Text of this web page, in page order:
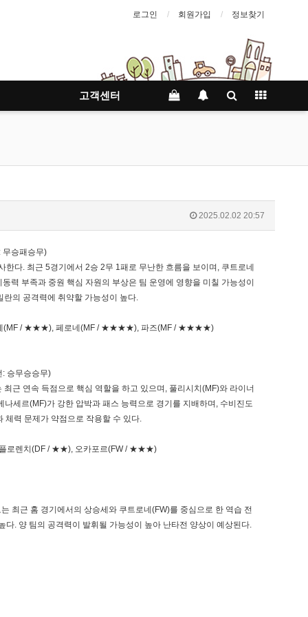
로그인 회원가입 정보찾기
고객센터
2025.02.02 20:57
무승패승무)
다. 최근 5경기에서 2승 2무 1패로 무난한 흐름을 보이며, 쿠트로네
력 부족과 중원 핵심 자원의 부상은 팀 운영에 영향을 미칠 가능성이
의 공격력에 취약할 가능성이 높다.
(MF / ★★★), 페로네(MF / ★★★★), 파즈(MF / ★★★★)
: 승무승승무)
근 연속 득점으로 핵심 역할을 하고 있으며, 풀리시치(MF)와 라이너
세르(MF)가 강한 압박과 패스 능력으로 경기를 지배하며, 수비진도
체력 문제가 약점으로 작용할 수 있다.
로렌치(DF / ★★), 오카포르(FW / ★★★)
최근 홈 경기에서의 상승세와 쿠트로네(FW)를 중심으로 한 역습 전
. 양 팀의 공격력이 발휘될 가능성이 높아 난타전 양상이 예상된다.